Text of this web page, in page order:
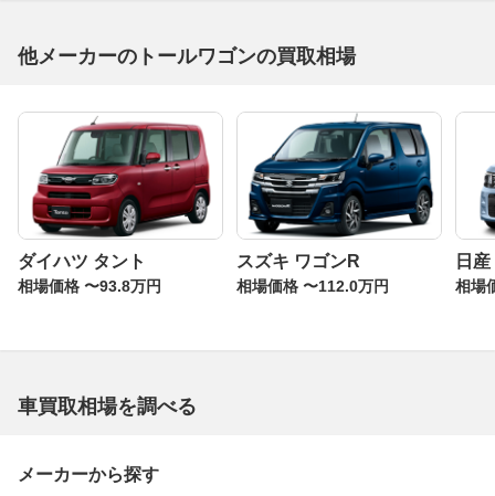
他メーカーのトールワゴンの買取相場
ダイハツ タント
相場価格 〜93.8万円
スズキ ワゴンR
相場価格 〜112.0万円
日
相場
車買取相場を調べる
メーカーから探す